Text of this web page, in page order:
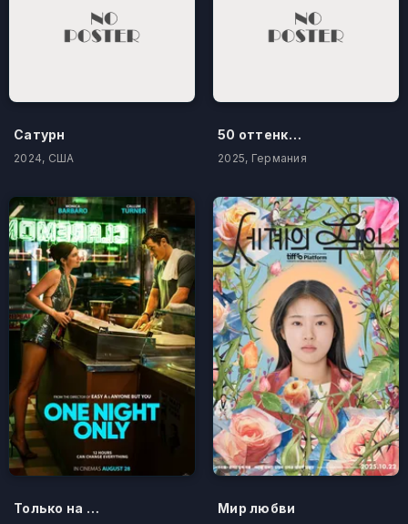
Сатурн
2024, США
50 оттенков бестселлера
2025, Германия
Только на одну ночь Мир любви